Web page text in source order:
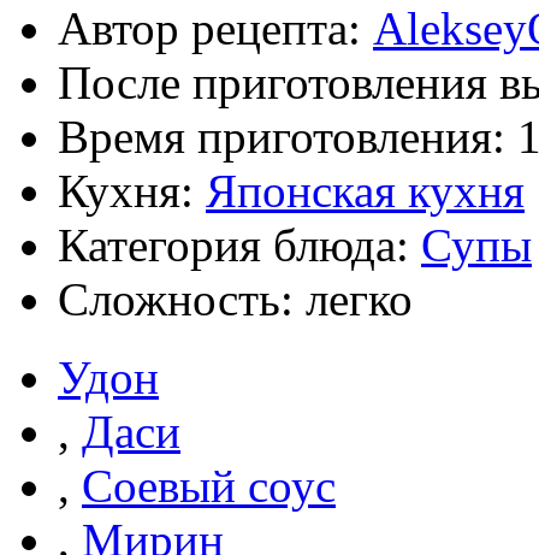
Автор рецепта:
После приготовления
Время приготовления:
Кухня: Японская кухня
Категория блюда: Супы
Сложность: легко
Удон
, Даси
, Соевый соус
, Мирин